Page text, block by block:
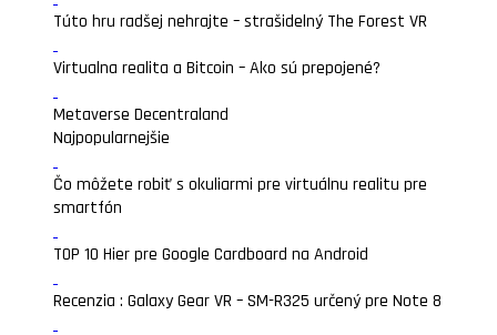
Túto hru radšej nehrajte – strašidelný The Forest VR
Virtualna realita a Bitcoin – Ako sú prepojené?
Metaverse Decentraland
Najpopularnejšie
Čo môžete robiť s okuliarmi pre virtuálnu realitu pre
smartfón
TOP 10 Hier pre Google Cardboard na Android
Recenzia : Galaxy Gear VR – SM-R325 určený pre Note 8